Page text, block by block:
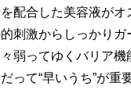
配合した美容液が
刺激からしっかりガ
々弱ってゆくバリア
って“早いうち”が重